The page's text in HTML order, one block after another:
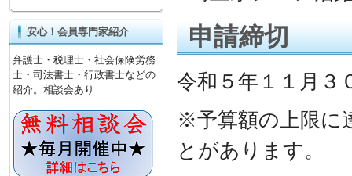
申請締切
令和５年１１月３
※予算額の上限に
とがあります。
安心！会員専門家紹介
弁護士・税理士・社会保険労務
士・司法書士・行政書士などの
紹介。相談会あり